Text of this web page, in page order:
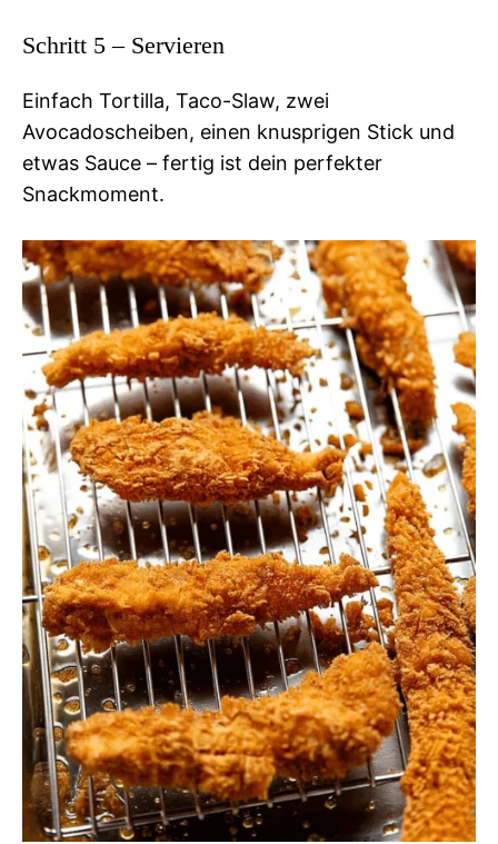
Schritt 5 – Servieren
Einfach Tortilla, Taco-Slaw, zwei
Avocadoscheiben, einen knusprigen Stick und
etwas Sauce – fertig ist dein perfekter
Snackmoment.